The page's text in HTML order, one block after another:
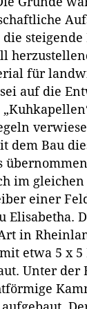
steigende
für
auf die
dem Bau
im gleichen
einer
Elisabetha.
in
etwa 5 x 5
Unter der